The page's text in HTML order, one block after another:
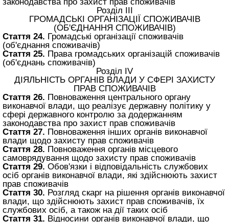
Розділ III
ГРОМАДСЬКІ ОРГАНІЗАЦІЇ СПОЖИВАЧІВ
(ОБ'ЄДНАННЯ СПОЖИВАЧІВ)
Стаття 24. Громадські організації споживачів
(об'єднання споживачів)
Стаття 25. Права громадських організацій споживачів
(об'єднань споживачів)
Розділ IV
ДІЯЛЬНІСТЬ ОРГАНІВ ВЛАДИ У СФЕРІ ЗАХИСТУ
ПРАВ СПОЖИВАЧІВ
Стаття 26. Повноваження центрального органу
виконавчої влади, що реалізує державну політику у
сфері державного контролю за додержанням
законодавства про захист прав споживачів
Стаття 27. Повноваження інших органів виконавчої
влади щодо захисту прав споживачів
Стаття 28. Повноваження органів місцевого
самоврядування щодо захисту прав споживачів
Стаття 29. Обов'язки і відповідальність службових
осіб органів виконавчої влади, які здійснюють захист
прав споживачів
Стаття 30. Розгляд скарг на рішення органів виконавчої
влади, що здійснюють захист прав споживачів, їх
службових осіб, а також на дії таких осіб
Стаття 31. Відносини органів виконавчої влади, що